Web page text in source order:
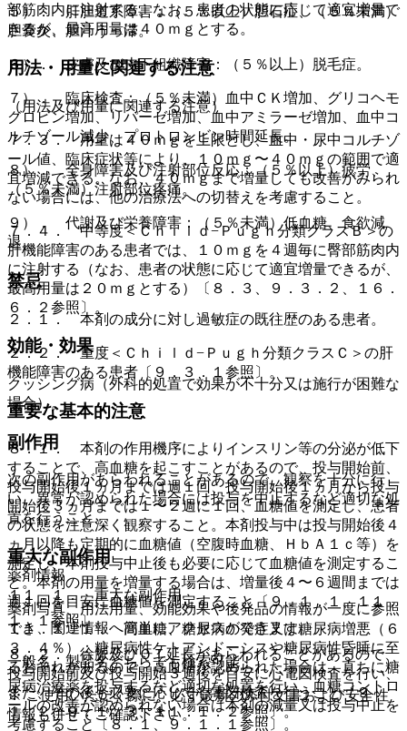
５）． 肝胆道系障害：（５％以上）胆石症、（５％未満）
胆嚢炎、胆汁うっ滞。
６）． 皮膚及び皮下組織障害：（５％以上）脱毛症。
７）． 臨床検査：（５％未満）血中ＣＫ増加、グリコヘモ
グロビン増加、リパーゼ増加、血中アミラーゼ増加、血中コ
ルチゾール減少、プロトロンビン時間延長。
８）． 全身障害及び注射部位反応：（５％以上）疲労、
（５％未満）注射部位疼痛。
９）． 代謝及び栄養障害：（５％未満）低血糖、食欲減
退。
禁忌
２．１． 本剤の成分に対し過敏症の既往歴のある患者。
２．２． 重度＜Ｃｈｉｌｄ−Ｐｕｇｈ分類クラスＣ＞の肝
機能障害のある患者〔９．３．１参照〕。
重要な基本的注意
８．１． 本剤の作用機序によりインスリン等の分泌が低下
することで、高血糖を起こすことがあるので、投与開始前、
投与開始後１ヵ月までは週１回、投与開始後１ヵ月から投与
開始後３ヵ月までは１〜２週に１回、血糖値を測定し、患者
の状態を注意深く観察すること。本剤投与中は投与開始後４
ヵ月以降も定期的に血糖値（空腹時血糖、ＨｂＡ１ｃ等）を
測定し、本剤投与中止後も必要に応じて血糖値を測定するこ
と。本剤の用量を増量する場合は、増量後４〜６週間までは
週１回を目安に血糖値を測定すること〔９．１．１、１１．
１．１参照〕。
８．２． 徐脈及びＱＴ延長があらわれることがあるので、
投与開始前及び投与開始３週後を目安に心電図検査を行い、
また、その後も必要に応じて心電図検査を行うこと〔９．
１．２、９．１．３、１１．１．２参照〕。
部筋肉内に注射する。なお、患者の状態に応じて適宜増量で
きるが、最高用量は４０ｍｇとする。
用法・用量に関連する注意
（用法及び用量に関連する注意）
７．３． 用量は４０ｍｇを上限とし、血中・尿中コルチゾ
ール値、臨床症状等により、１０ｍｇ〜４０ｍｇの範囲で適
宜増減できる。なお、４０ｍｇまで増量しても改善がみられ
ない場合には、他の治療法への切替えを考慮すること。
７．４． 中等度＜Ｃｈｉｌｄ−Ｐｕｇｈ分類クラスＢ＞の
肝機能障害のある患者では、１０ｍｇを４週毎に臀部筋肉内
に注射する（なお、患者の状態に応じて適宜増量できるが、
最高用量は２０ｍｇとする）〔８．３、９．３．２、１６．
６．２参照〕。
効能・効果
クッシング病（外科的処置で効果が不十分又は施行が困難な
場合）。
副作用
次の副作用があらわれることがあるので、観察を十分に行
い、異常が認められた場合には投与を中止するなど適切な処
置を行うこと。
重大な副作用
１１．１． 重大な副作用
１１．１．１． 高血糖、糖尿病の発症又は糖尿病増悪（６
３．４％）：糖尿病性ケトアシドーシスや糖尿病性昏睡に至
るおそれがあるので、高血糖が認められた場合は、直ちに糖
尿病治療薬を投与するなど適切な処置を行い、血糖コントロ
ールの改善が認められない場合は本剤の減量又は投与中止を
考慮すること〔８．１、９．１．１参照〕。
薬剤情報
薬剤写真、用法用量、効能効果や後発品の情報が一度に参照
でき、関連情報へ簡単にアクセスができます。
一般名、製品名どちらでも検索可能！
※ ご使用いただく際に、必ず最新の添付文書および安全性
情報も併せてご確認下さい。